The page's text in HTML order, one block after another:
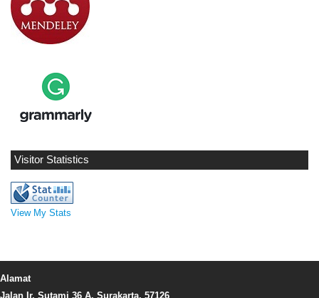
Visitor Statistics
View My Stats
Alamat
Jalan Ir. Sutami 36 A, Surakarta, 57126